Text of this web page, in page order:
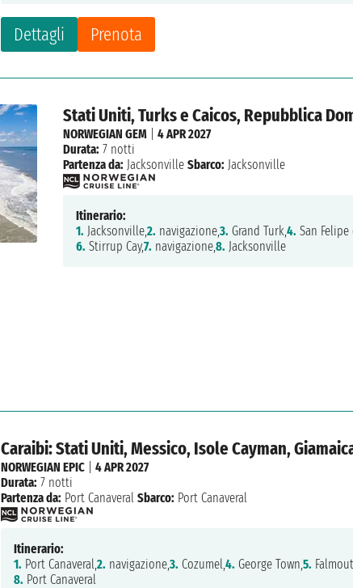
Dettagli Prenota
Stati Uniti, Turks e Caicos, Repubblica
NORWEGIAN GEM| 4 APR 2027
Durata: 7 notti
Partenza da: Jacksonville Sbarco: Jacksonville
Itinerario:
1. Jacksonville,2. navigazione,3. Grand Turk,4. San
6. Stirrup Cay,7. navigazione,8. Jacksonville
Caraibi: Stati Uniti, Messico, Isole Cayman,
NORWEGIAN EPIC |4 APR 2027
Durata: 7 notti
Partenza da: Port Canaveral Sbarco: Port Canaveral
Itinerario:
1. Port Canaveral,2. navigazione,3. Cozumel,4. George Town,5.
8. Port Canaveral